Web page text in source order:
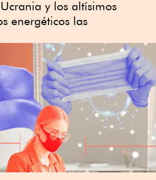
y los altísimos
energéticos las